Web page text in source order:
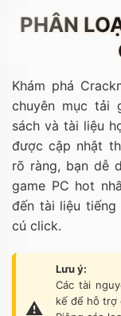
PHÂN
Khám phá
chuyên mục tải
sách và tài liệu
được cập nhật
rõ ràng, bạn dễ
game PC hot
đến tài liệu
cú click.
Lưu ý:
Các tài
kế để hỗ trợ